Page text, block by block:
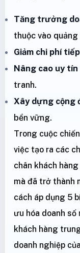
Tăng trưởng
thuộc vào quảng
Giảm chi phí
Nâng cao uy
tranh.
Xây dựng cộng
bền vững.
Trong cuộc
việc tạo ra các
chân khách
mà đã trở thành
cách áp dụng 5
ưu hóa doanh
khách hàng
doanh nghiệp